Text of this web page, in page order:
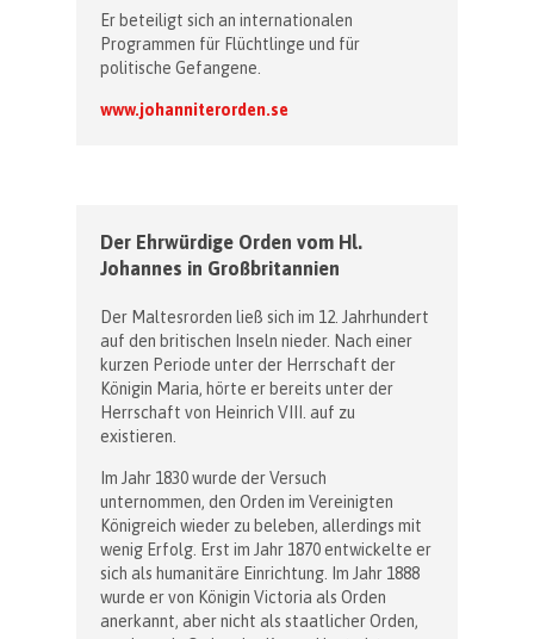
Er beteiligt sich an internationalen
Programmen für Flüchtlinge und für
politische Gefangene.
www.johanniterorden.se
Der Ehrwürdige Orden vom Hl.
Johannes in Großbritannien
Der Maltesrorden ließ sich im 12. Jahrhundert
auf den britischen Inseln nieder. Nach einer
kurzen Periode unter der Herrschaft der
Königin Maria, hörte er bereits unter der
Herrschaft von Heinrich VIII. auf zu
existieren.
Im Jahr 1830 wurde der Versuch
unternommen, den Orden im Vereinigten
Königreich wieder zu beleben, allerdings mit
wenig Erfolg. Erst im Jahr 1870 entwickelte er
sich als humanitäre Einrichtung. Im Jahr 1888
wurde er von Königin Victoria als Orden
anerkannt, aber nicht als staatlicher Orden,